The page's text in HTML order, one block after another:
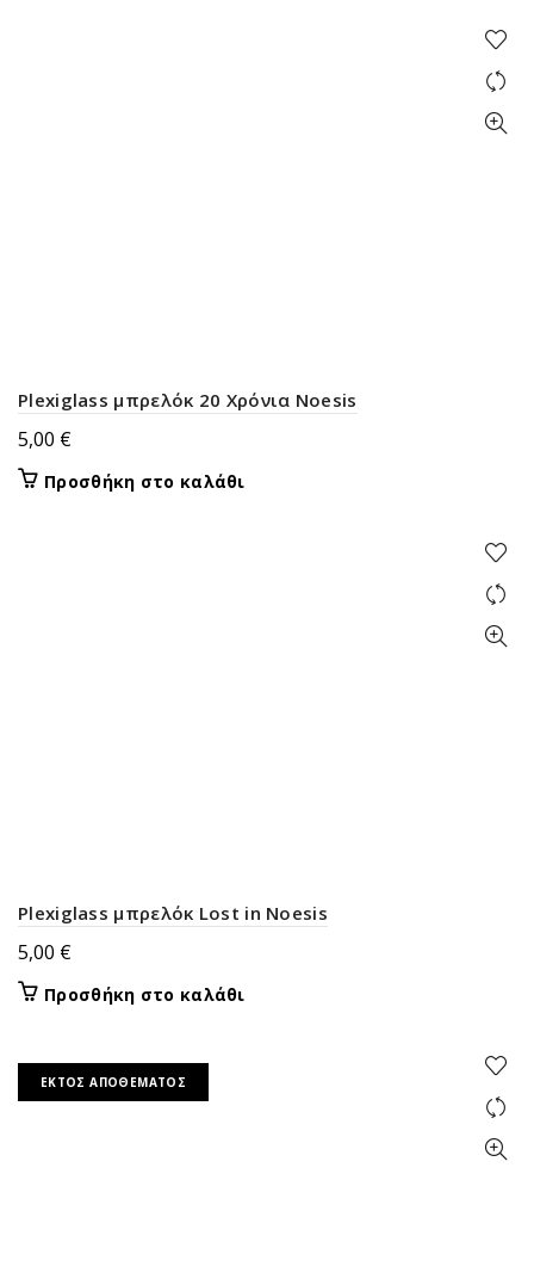
Plexiglass μπρελόκ 20 Χρόνια Noesis
5,00 €
Προσθήκη στο καλάθι
Plexiglass μπρελόκ Lost in Noesis
5,00 €
Προσθήκη στο καλάθι
ΕΚΤΌΣ ΑΠΟΘΈΜΑΤΟΣ